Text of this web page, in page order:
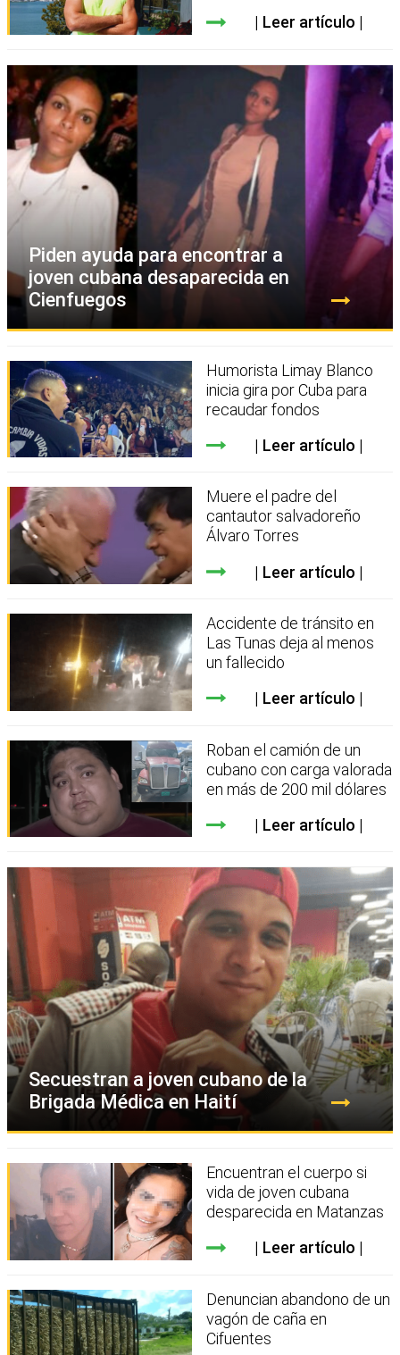
Leer artículo
Piden ayuda para encontrar a
joven cubana desaparecida en
Cienfuegos
Humorista Limay Blanco
inicia gira por Cuba para
recaudar fondos
Leer artículo
Muere el padre del
cantautor salvadoreño
Álvaro Torres
Leer artículo
Accidente de tránsito en
Las Tunas deja al menos
un fallecido
Leer artículo
Roban el camión de un
cubano con carga valorada
en más de 200 mil dólares
Leer artículo
Secuestran a joven cubano de la
Brigada Médica en Haití
Encuentran el cuerpo si
vida de joven cubana
desparecida en Matanzas
Leer artículo
Denuncian abandono de un
vagón de caña en
Cifuentes